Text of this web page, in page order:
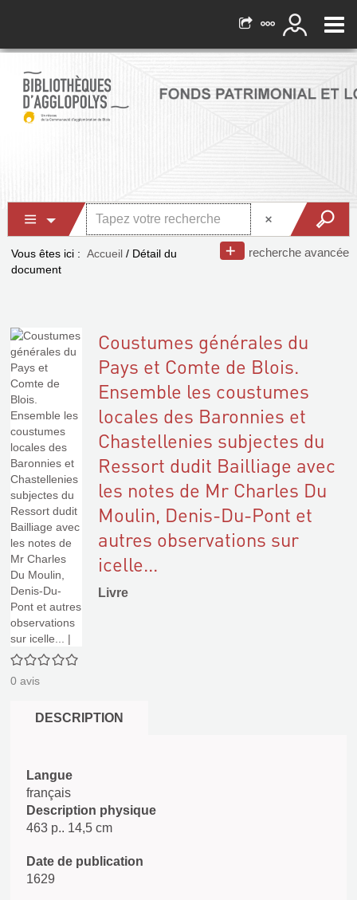
recherche avancée
Vous êtes ici : Accueil / Détail du
document
0/5
0 avis
Coustumes générales du
Pays et Comte de Blois.
Ensemble les coustumes
locales des Baronnies et
Chastellenies subjectes du
Ressort dudit Bailliage avec
les notes de Mr Charles Du
Moulin, Denis-Du-Pont et
autres observations sur
icelle...
Livre
DESCRIPTION
Langue
français
Description physique
463 p.. 14,5 cm
Date de publication
1629